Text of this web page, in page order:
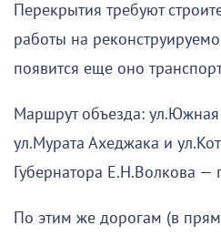
Перекрытия требуют
работы на
появится еще оно
Маршрут объезда:
ул.Мурата Ахеджака и
Губернатора Е.Н.Волкова —
По этим же дорогам (в